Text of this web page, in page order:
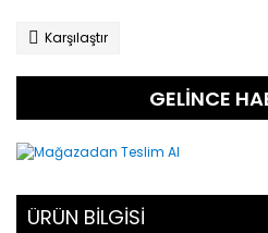
Karşılaştır
GELİNCE
ÜRÜN BİLGİSİ